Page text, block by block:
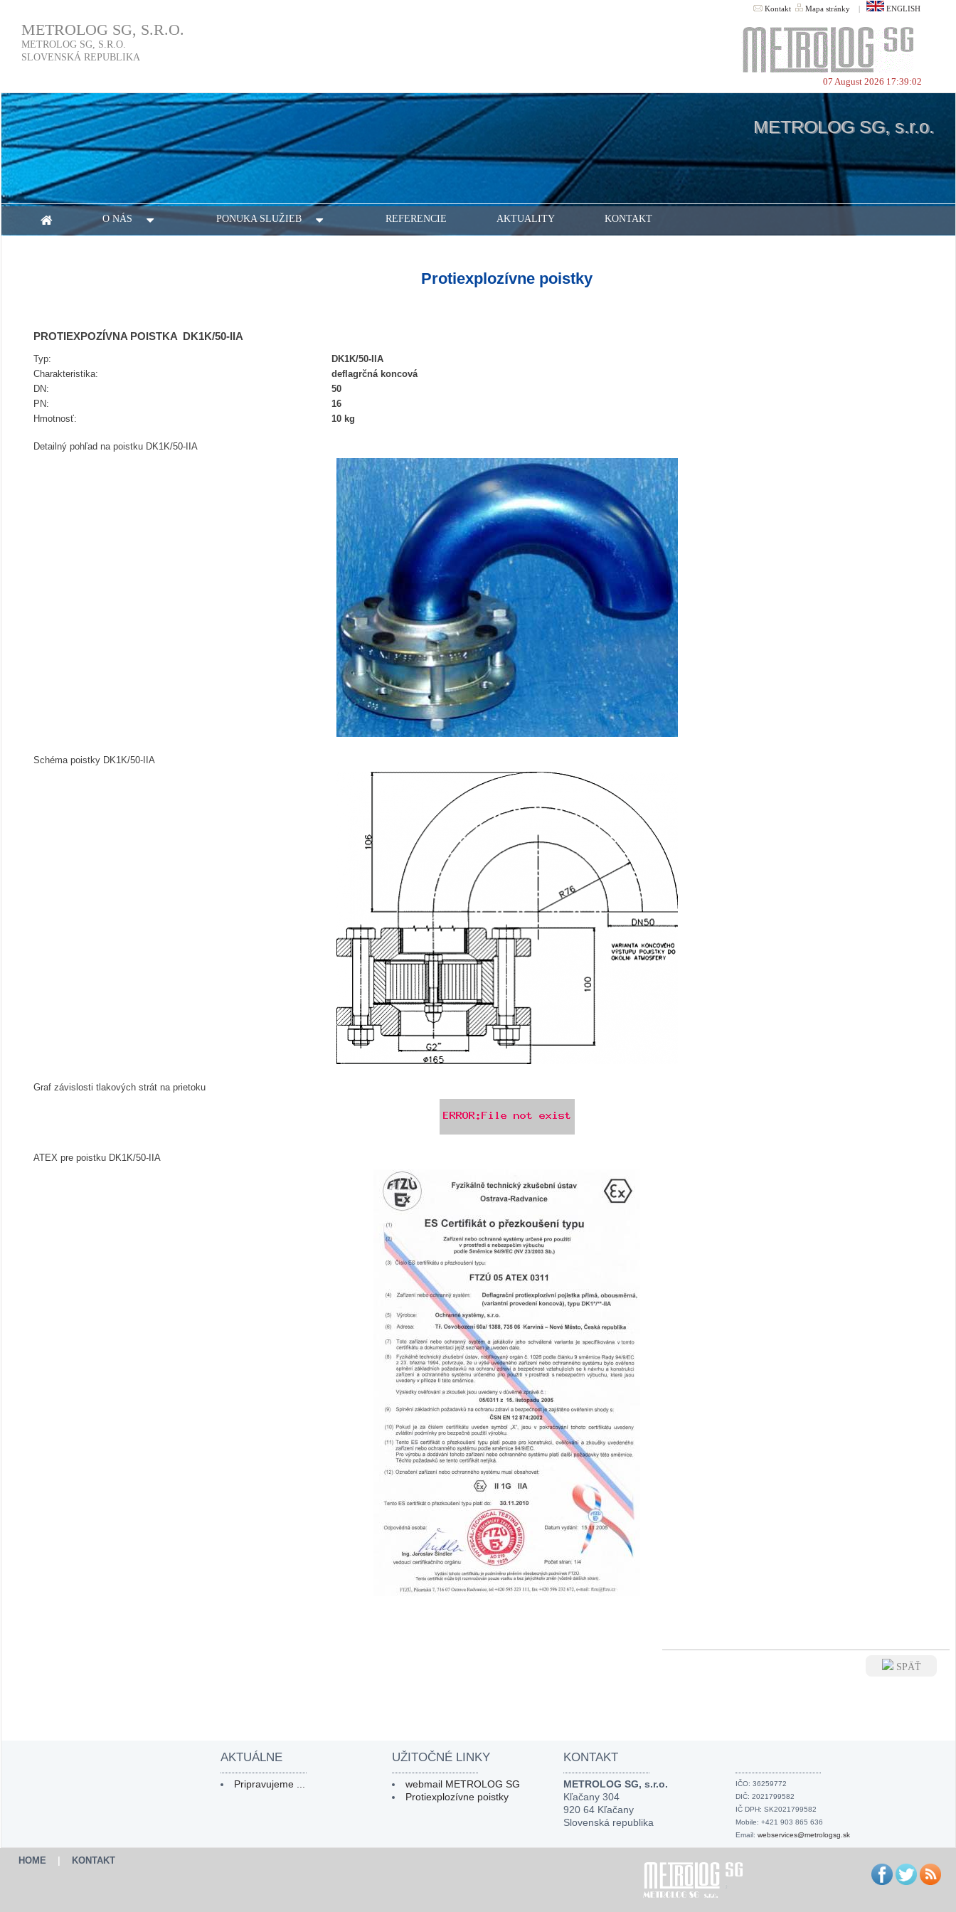
METROLOG SG, S.R.O.
METROLOG SG, S.R.O.
SLOVENSKÁ REPUBLIKA
Kontakt Mapa stránky | ENGLISH
07 August 2026 17:39:02
METROLOG SG, s.r.o.
O NÁS PONUKA SLUŽIEB REFERENCIE AKTUALITY KONTAKT
Protiexplozívne poistky
PROTIEXPOZÍVNA POISTKA DK1K/50-IIA
Typ:
DK1K/50-IIA
Charakteristika:
deflagrčná koncová
DN:
50
PN:
16
Hmotnosť:
10 kg
Detailný pohľad na poistku DK1K/50-IIA
Schéma poistky DK1K/50-IIA
Graf závislosti tlakových strát na prietoku
ATEX pre poistku DK1K/50-IIA
SPÄŤ
AKTUÁLNE
Pripravujeme ...
UŽITOČNÉ LINKY
webmail METROLOG SG
Protiexplozívne poistky
KONTAKT
METROLOG SG, s.r.o.
Kľačany 304
920 64 Kľačany
Slovenská republika
IČO: 36259772
DIČ: 2021799582
IČ DPH: SK2021799582
Mobile: +421 903 865 636
Email: webservices@metrologsg.sk
HOME KONTAKT